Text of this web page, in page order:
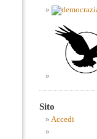
Sito
Accedi